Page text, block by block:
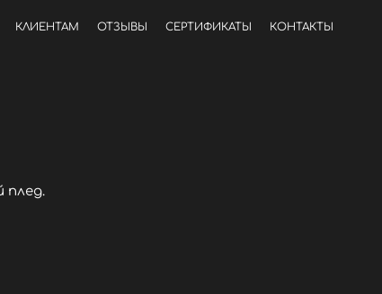
КЛИЕНТАМ ОТЗЫВЫ СЕРТИФИКАТЫ КОНТАКТЫ
плед.